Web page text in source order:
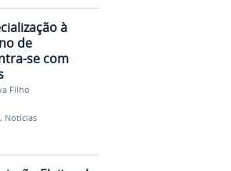
à
de
se com
Filho
, Notícias